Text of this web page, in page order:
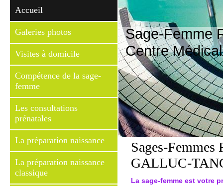
Accueil
Galeries photos
Visites à domicile
Compétence de la sage-
femme
Les consultations
prénatales
La préparation naissance
La préparation naissance
classique
Sage-Femme
Centre
Sages-Femmes
GALLUC-
La sage-femme est votre